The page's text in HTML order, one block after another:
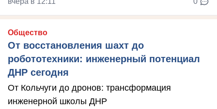
Общество
От восстановления шахт до
робототехники: инженерный потенциал
ДНР сегодня
От Кольчуги до дронов: трансформация
инженерной школы ДНР